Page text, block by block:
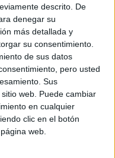
descrito. De
denegar su
más detallada y
su consentimiento.
de sus datos
pero usted
Sus
web. Puede cambiar
en cualquier
clic en el botón
web.